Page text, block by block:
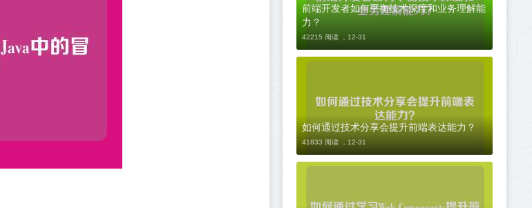
前端开发者如何平衡技术深度和业务理解能
力？
42215 阅读 ， 12-31
如何通过技术分享会提升前端表达能力？
41833 阅读 ， 12-31